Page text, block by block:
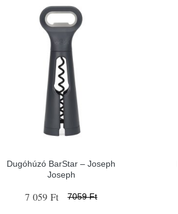
Dugóhúzó BarStar – Joseph
Joseph
7 059 Ft 7059 Ft